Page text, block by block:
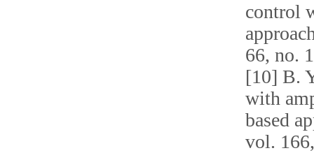
control
66, no.
[10] B.
with
based
vol.